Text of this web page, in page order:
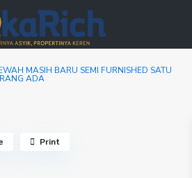
MASIH BARU SEMI FURNISHED SATU
ADA
Print